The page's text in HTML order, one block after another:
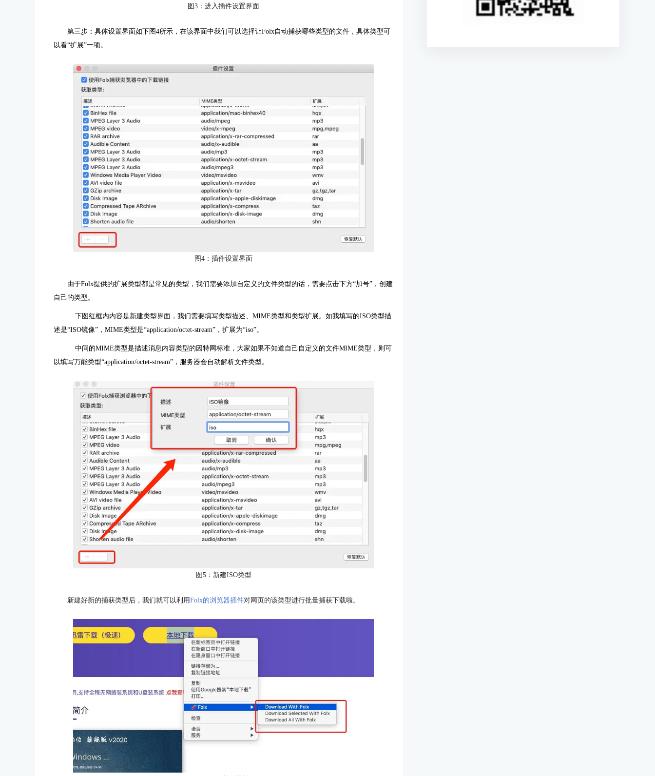
图3：进入插件设置界面
第三步：具体设置界面如下图4所示，在该界面中我们可以选择让Folx自动捕获哪些类型的文件，具体类型可
以看“扩展”一项。
图4：插件设置界面
由于Folx提供的扩展类型都是常见的类型，我们需要添加自定义的文件类型的话，需要点击下方“加号”，创建
自己的类型。
下图红框内内容是新建类型界面，我们需要填写类型描述、MIME类型和类型扩展。如我填写的ISO类型描
述是“ISO镜像”，MIME类型是“application/octet-stream”，扩展为“iso”。
中间的MIME类型是描述消息内容类型的因特网标准，大家如果不知道自己自定义的文件MIME类型，则可
以填写万能类型“application/octet-stream”，服务器会自动解析文件类型。
图5：新建ISO类型
新建好新的捕获类型后，我们就可以利用Folx的浏览器插件对网页的该类型进行批量捕获下载啦。